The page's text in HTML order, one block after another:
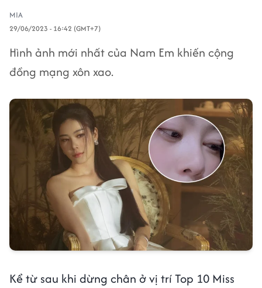
MIA
29/06/2023 - 16:42 (GMT+7)
Hình ảnh mới nhất của Nam Em khiến cộng
đồng mạng xôn xao.
Kể từ sau khi dừng chân ở vị trí Top 10 Miss